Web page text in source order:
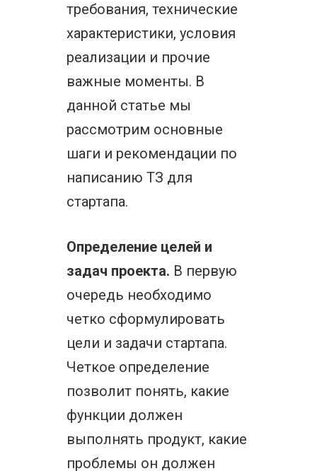
требования, технические
характеристики, условия
реализации и прочие
важные моменты. В
данной статье мы
рассмотрим основные
шаги и рекомендации по
написанию ТЗ для
стартапа.
Определение целей и
задач проекта. В первую
очередь необходимо
четко сформулировать
цели и задачи стартапа.
Четкое определение
позволит понять, какие
функции должен
выполнять продукт, какие
проблемы он должен